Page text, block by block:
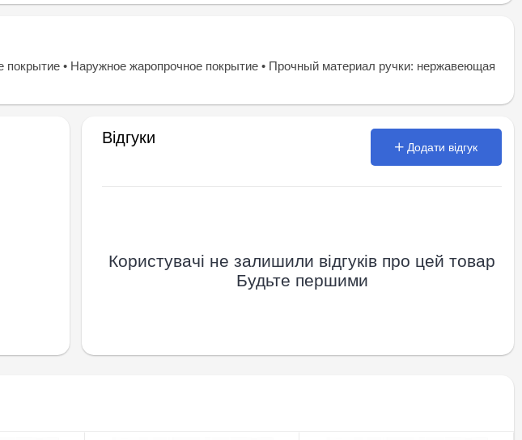
• Наружное жаропрочное покрытие • Прочный материал ручки: нержавеющая
Відгуки
Додати відгук
Користувачі не залишили відгуків про цей товар
Будьте першими